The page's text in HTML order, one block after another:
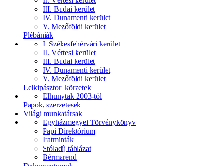
III. Budai kerület
IV. Dunamenti kerület
V. Mezőföldi kerület
Plébániák
I. Székesfehérvári kerület
II. Vértesi kerület
III. Budai kerület
IV. Dunamenti kerület
V. Mezőföldi kerület
Lelkipásztori körzetek
Elhunytak 2003-tól
Papok, szerzetesek
Világi munkatársak
Egyházmegyei Törvénykönyv
Papi Direktórium
Iratminták
Stóladíj táblázat
Bérmarend